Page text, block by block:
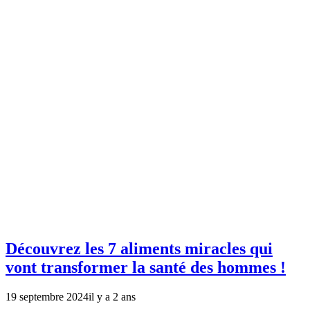
Découvrez les 7 aliments miracles qui
vont transformer la santé des hommes !
19 septembre 2024il y a 2 ans